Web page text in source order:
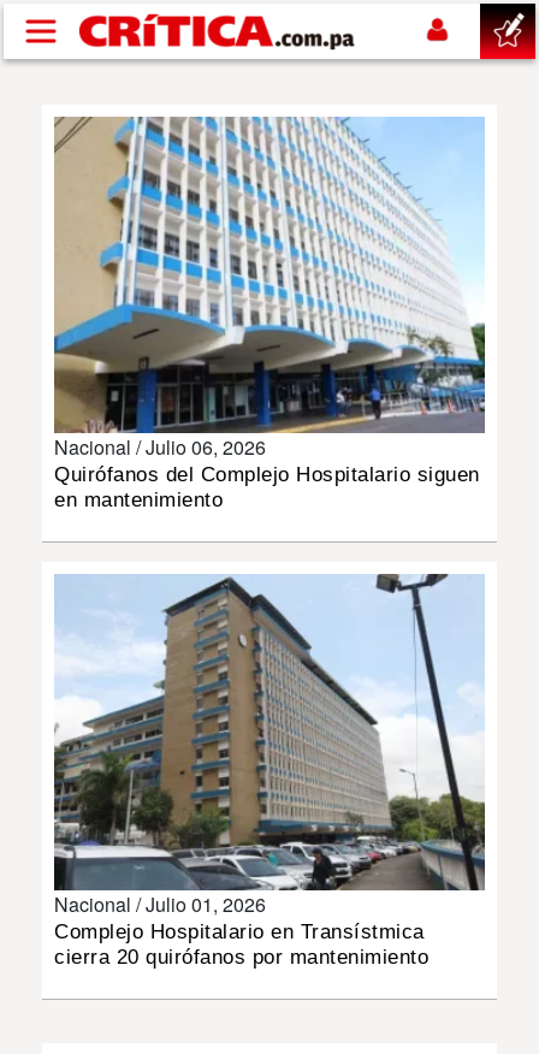
Pasar al contenido principal
SHOW
DEPORTES
IMPRESO
Nacional /Julio 06, 2026
Quirófanos del Complejo Hospitalario siguen
en mantenimiento
Nacional /Julio 01, 2026
Complejo Hospitalario en Transístmica
cierra 20 quirófanos por mantenimiento